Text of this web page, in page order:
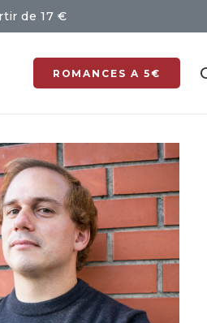
de 17 €
ROMANCES A 5€